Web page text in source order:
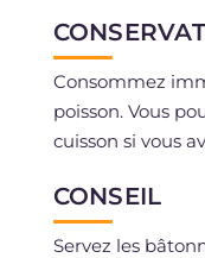
Consommez
poisson. Vous
cuisson si vous
CONSEIL
Servez les